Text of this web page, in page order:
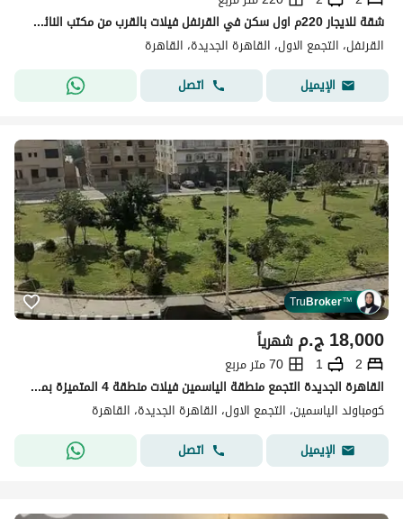
شقة للايجار 220م اول سكن في القرنفل فيلات بالقرب من مكتب النائب العام
القرنفل، التجمع الاول، القاهرة الجديدة، القاهرة
الإيميل
اتصل
TruBroker™
ج.م18,000 شهرياً
2
1
70 متر مربع
القاهرة الجديدة التجمع منطقة الياسمين فيلات منطقة 4 المتميزة بموقع حيوي بجوار مدرسة مانشستر ومدرسة النيل الدولية وخطوات من الخدمات والمحاور
كومباوند الياسمين، التجمع الاول، القاهرة الجديدة، القاهرة
الإيميل
اتصل